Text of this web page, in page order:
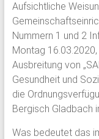
Aufsichtliche
Nummern 1 und 2
Montag
Ausbreitung von
Gesundheit und
die
Bergisch Gladbach
Was bedeutet das